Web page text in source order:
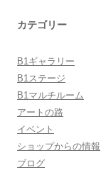
カテゴリー
B1ギャラリー
B1ステージ
B1マルチルーム
アートの路
イベント
ショップからの情報
ブログ